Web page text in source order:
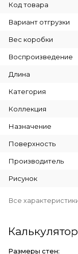
Код товара
Вариант отгрузки
Вес коробки
Воспроизведение
Длина
Категория
Коллекция
Назначение
Поверхность
Производитель
Рисунок
Все
Размеры стен: